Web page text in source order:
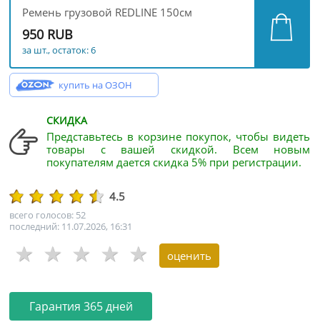
Ремень грузовой REDLINE 150см
950 RUB
за шт., остаток: 6
купить на ОЗОН
СКИДКА
Представьтесь в корзине покупок, чтобы видеть
товары с вашей скидкой. Всем новым
покупателям дается скидка 5% при регистрации.
4.5
всего голосов: 52
последний: 11.07.2026, 16:31
Гарантия 365 дней